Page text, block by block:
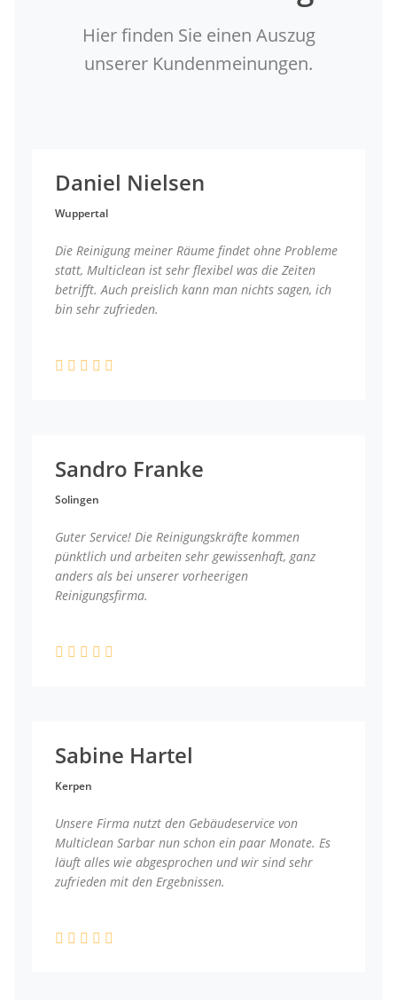
Hier finden Sie einen Auszug
unserer Kundenmeinungen.
Daniel Nielsen
Wuppertal
Die Reinigung meiner Räume findet ohne Probleme
statt, Multiclean ist sehr flexibel was die Zeiten
betrifft. Auch preislich kann man nichts sagen, ich
bin sehr zufrieden.
Sandro Franke
Solingen
Guter Service! Die Reinigungskräfte kommen
pünktlich und arbeiten sehr gewissenhaft, ganz
anders als bei unserer vorheerigen
Reinigungsfirma.
Sabine Hartel
Kerpen
Unsere Firma nutzt den Gebäudeservice von
Multiclean Sarbar nun schon ein paar Monate. Es
läuft alles wie abgesprochen und wir sind sehr
zufrieden mit den Ergebnissen.